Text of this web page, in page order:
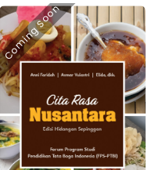
Coming Soon